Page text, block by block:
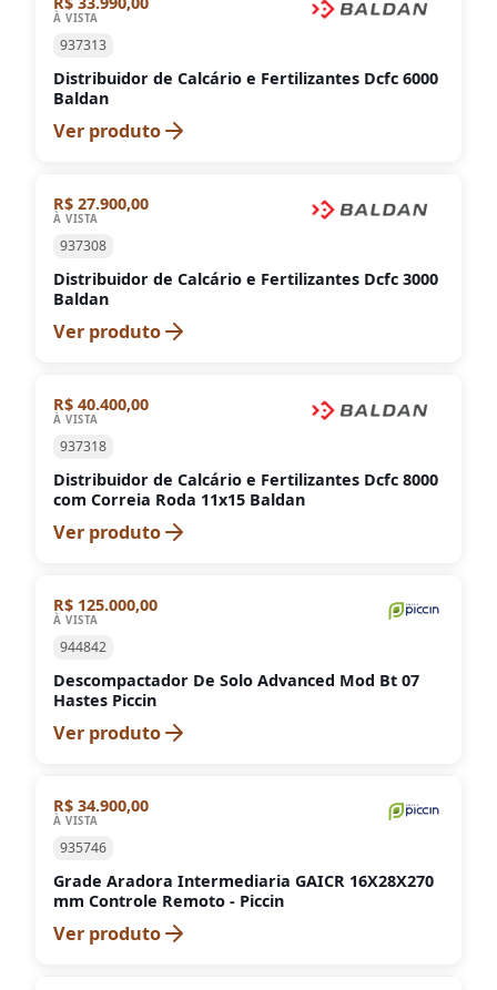
À VISTA
937313
Distribuidor de Calcário e Fertilizantes Dcfc 6000
Baldan
Ver produto
R$ 27.900,00
À VISTA
937308
Distribuidor de Calcário e Fertilizantes Dcfc 3000
Baldan
Ver produto
R$ 40.400,00
À VISTA
937318
Distribuidor de Calcário e Fertilizantes Dcfc 8000
com Correia Roda 11x15 Baldan
Ver produto
R$ 125.000,00
À VISTA
944842
Descompactador De Solo Advanced Mod Bt 07
Hastes Piccin
Ver produto
VENDIDO
R$ 34.900,00
À VISTA
935746
Grade Aradora Intermediaria GAICR 16X28X270
mm Controle Remoto - Piccin
Ver produto